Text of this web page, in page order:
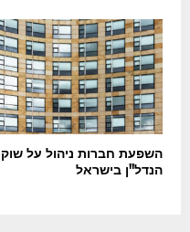
השפעת חברות ניהול על שוק
הנדל"ן בישראל